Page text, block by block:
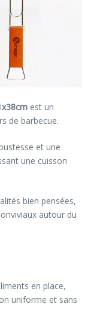
est un
de barbecue.
et une
une cuisson
bien pensées,
autour du
en place,
uniforme et sans